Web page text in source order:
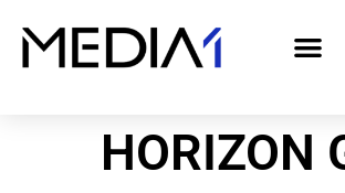
HORIZON